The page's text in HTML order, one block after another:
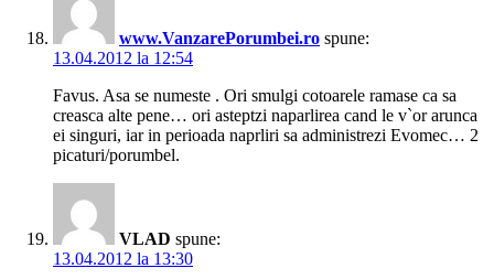
www.VanzarePorumbei.ro spune:
13.04.2012 la 12:54
Favus. Asa se numeste . Ori smulgi cotoarele ramase ca sa
creasca alte pene… ori asteptzi naparlirea cand le v`or arunca
ei singuri, iar in perioada naprliri sa administrezi Evomec… 2
picaturi/porumbel.
VLAD spune:
13.04.2012 la 13:30